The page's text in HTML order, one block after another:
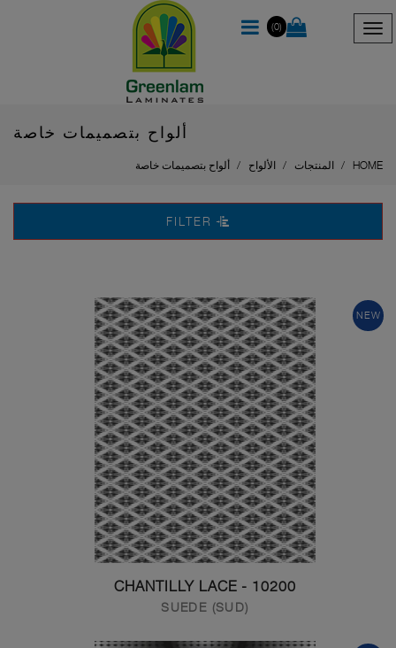
(0)
ألواح بتصميمات خاصة
HOME المنتجات الألواح ألواح بتصميمات خاصة
FILTER
NEW
10200 - CHANTILLY LACE
SUEDE (SUD)